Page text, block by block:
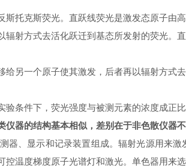
克斯荧光。直跃线荧光是激发态原子由
射方式去活化跃迁到基态所发射的荧光。
一个原子使其激发，后者再以辐射方式去
件下，荧光强度与被测元素的浓度成正比
器的结构基本相似，差别在于非色散仪器不
、显示和记录装置组成。辐射光源用来激
温度梯度原子光谱灯和激光。单色器用来